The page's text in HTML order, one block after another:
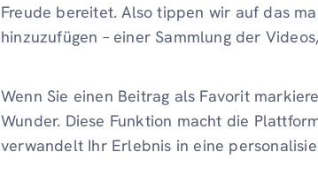
Freude bereitet. Also tippen wir auf das
hinzuzufügen – einer Sammlung der
Wenn Sie einen Beitrag als Favorit
Wunder. Diese Funktion macht die
verwandelt Ihr Erlebnis in eine